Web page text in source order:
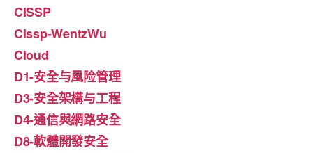
CISSP
Cissp-WentzWu
Cloud
D1-安全与風险管理
D3-安全架構与工程
D4-通信與網路安全
D8-軟體開發安全